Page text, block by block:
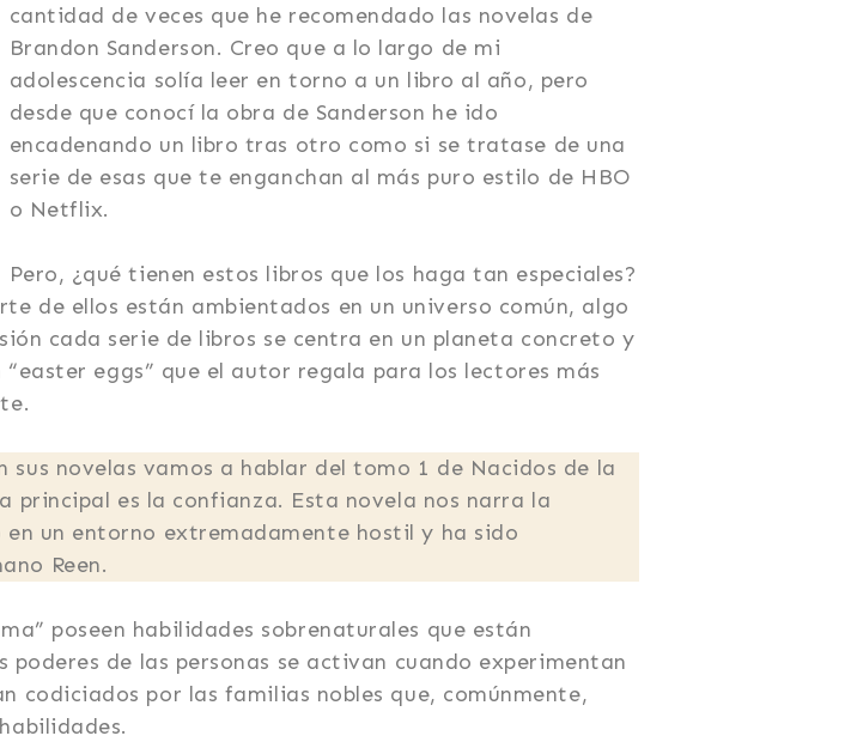
cantidad de veces que he recomendado las novelas de
Brandon Sanderson. Creo que a lo largo de mi
adolescencia solía leer en torno a un libro al año, pero
desde que conocí la obra de Sanderson he ido
encadenando un libro tras otro como si se tratase de una
serie de esas que te enganchan al más puro estilo de HBO
o Netflix.
Pero, ¿qué tienen estos libros que los haga tan especiales?
de ellos están ambientados en un universo común, algo
cada serie de libros se centra en un planeta concreto y
eggs” que el autor regala para los lectores más
novelas vamos a hablar del tomo 1 de Nacidos de la
principal es la confianza. Esta novela nos narra la
un entorno extremadamente hostil y ha sido
Reen.
poseen habilidades sobrenaturales que están
poderes de las personas se activan cuando experimentan
codiciados por las familias nobles que, comúnmente,